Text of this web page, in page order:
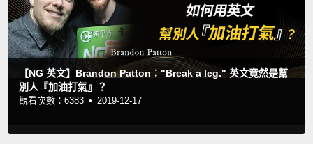
【NG 英文】Brandon Patton："Break a leg." 英文竟然是幫
別人『加油打氣』？
觀看次數：6383 • 2019-12-17